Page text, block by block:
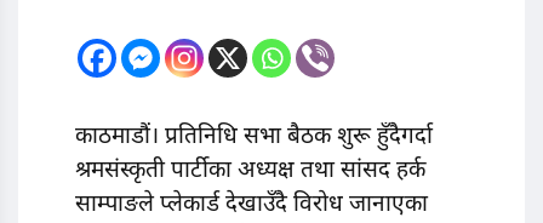
काठमाडौं। प्रतिनिधि सभा बैठक शुरू हुँदैगर्दा
श्रमसंस्कृती पार्टीका अध्यक्ष तथा सांसद हर्क
साम्पाङले प्लेकार्ड देखाउँदै विरोध जानाएका